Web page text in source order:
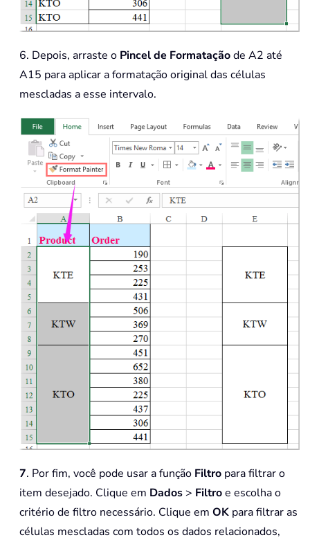
6. Depois, arraste o Pincel de Formataçãode A2 até
A15 para aplicar a formatação original das células
mescladas a esse intervalo.
7. Por fim, você pode usar a função Filtro para filtrar o
item desejado. Clique em Dados > Filtroe escolha o
critério de filtro necessário. Clique em OK para filtrar as
células mescladas com todos os dados relacionados,